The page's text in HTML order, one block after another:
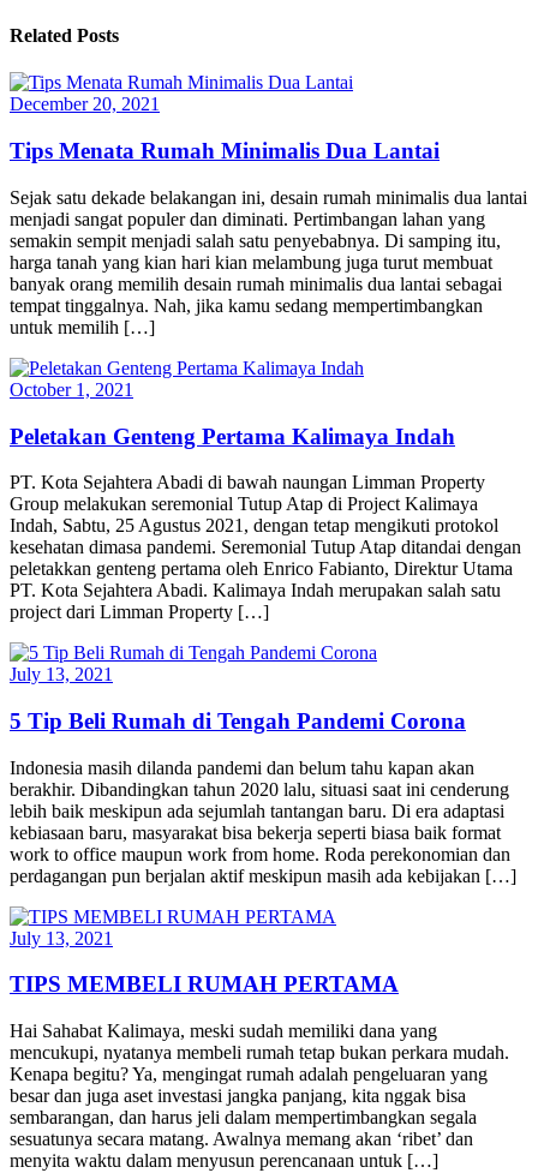
Related Posts
December 20, 2021
Tips Menata Rumah Minimalis Dua Lantai
Sejak satu dekade belakangan ini, desain rumah minimalis dua lantai
menjadi sangat populer dan diminati. Pertimbangan lahan yang
semakin sempit menjadi salah satu penyebabnya. Di samping itu,
harga tanah yang kian hari kian melambung juga turut membuat
banyak orang memilih desain rumah minimalis dua lantai sebagai
tempat tinggalnya. Nah, jika kamu sedang mempertimbangkan
untuk memilih […]
October 1, 2021
Peletakan Genteng Pertama Kalimaya Indah
PT. Kota Sejahtera Abadi di bawah naungan Limman Property
Group melakukan seremonial Tutup Atap di Project Kalimaya
Indah, Sabtu, 25 Agustus 2021, dengan tetap mengikuti protokol
kesehatan dimasa pandemi. Seremonial Tutup Atap ditandai dengan
peletakkan genteng pertama oleh Enrico Fabianto, Direktur Utama
PT. Kota Sejahtera Abadi. Kalimaya Indah merupakan salah satu
project dari Limman Property […]
July 13, 2021
5 Tip Beli Rumah di Tengah Pandemi Corona
Indonesia masih dilanda pandemi dan belum tahu kapan akan
berakhir. Dibandingkan tahun 2020 lalu, situasi saat ini cenderung
lebih baik meskipun ada sejumlah tantangan baru. Di era adaptasi
kebiasaan baru, masyarakat bisa bekerja seperti biasa baik format
work to office maupun work from home. Roda perekonomian dan
perdagangan pun berjalan aktif meskipun masih ada kebijakan […]
July 13, 2021
TIPS MEMBELI RUMAH PERTAMA
Hai Sahabat Kalimaya, meski sudah memiliki dana yang
mencukupi, nyatanya membeli rumah tetap bukan perkara mudah.
Kenapa begitu? Ya, mengingat rumah adalah pengeluaran yang
besar dan juga aset investasi jangka panjang, kita nggak bisa
sembarangan, dan harus jeli dalam mempertimbangkan segala
sesuatunya secara matang. Awalnya memang akan ‘ribet’ dan
menyita waktu dalam menyusun perencanaan untuk […]